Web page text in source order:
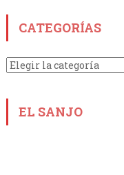
CATEGORÍAS
Categorías
EL SANJO